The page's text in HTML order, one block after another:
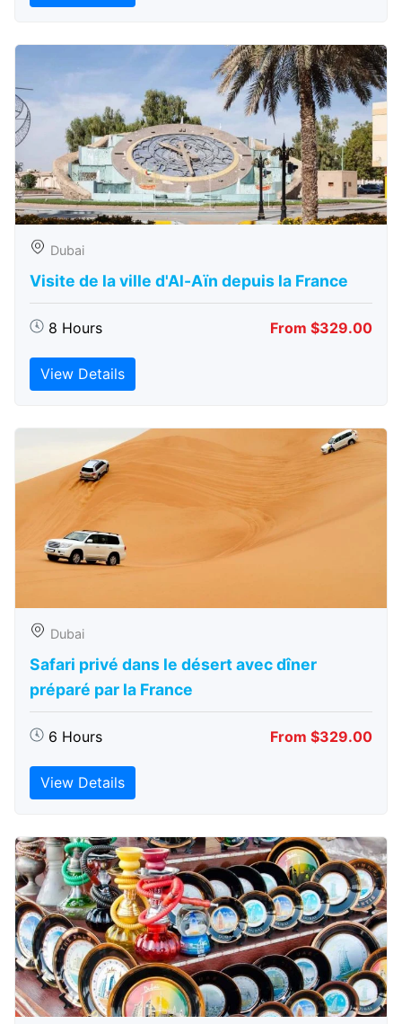
Dubai
Visite de la ville d'Al-Aïn depuis la France
8 Hours From $329.00
View Details
Dubai
Safari privé dans le désert avec dîner
préparé par la France
6 Hours From $329.00
View Details